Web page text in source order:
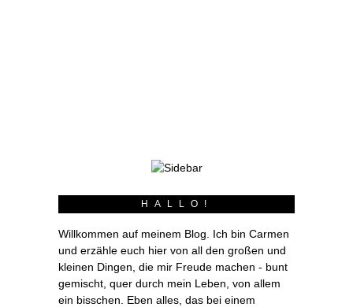
HALLO!
Willkommen auf meinem Blog. Ich bin Carmen
und erzähle euch hier von all den großen und
kleinen Dingen, die mir Freude machen - bunt
gemischt, quer durch mein Leben, von allem
ein bisschen. Eben alles, das bei einem